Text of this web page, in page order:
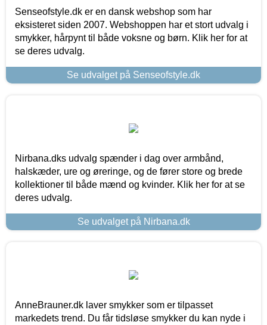
Senseofstyle.dk er en dansk webshop som har
eksisteret siden 2007. Webshoppen har et stort udvalg i
smykker, hårpynt til både voksne og børn. Klik her for at
se deres udvalg.
Se udvalget på Senseofstyle.dk
Nirbana.dks udvalg spænder i dag over armbånd,
halskæder, ure og øreringe, og de fører store og brede
kollektioner til både mænd og kvinder. Klik her for at se
deres udvalg.
Se udvalget på Nirbana.dk
AnneBrauner.dk laver smykker som er tilpasset
markedets trend. Du får tidsløse smykker du kan nyde i